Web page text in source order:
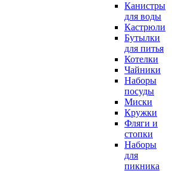
Канистры
для воды
Кастрюли
Бутылки
для питья
Котелки
Чайники
Наборы
посуды
Миски
Кружки
Фляги и
стопки
Наборы
для
пикника